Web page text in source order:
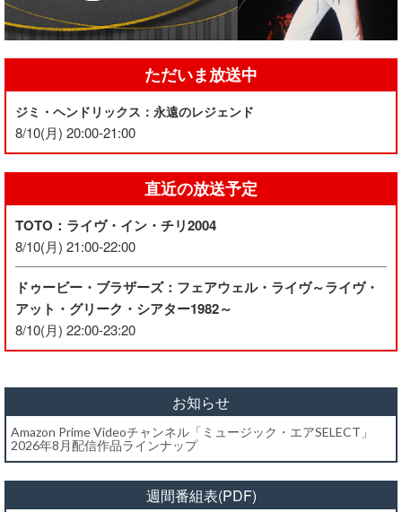
ただいま放送中
ジミ・ヘンドリックス：永遠のレジェンド
8/10(月) 20:00-21:00
直近の放送予定
TOTO：ライヴ・イン・チリ2004
8/10(月) 21:00-22:00
ドゥービー・ブラザーズ：フェアウェル・ライヴ～ライヴ・
アット・グリーク・シアター1982～
8/10(月) 22:00-23:20
お知らせ
Amazon Prime Videoチャンネル「ミュージック・エアSELECT」
2026年8月配信作品ラインナップ
週間番組表(PDF)